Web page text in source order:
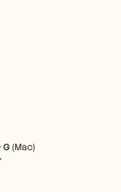
G (Mac)